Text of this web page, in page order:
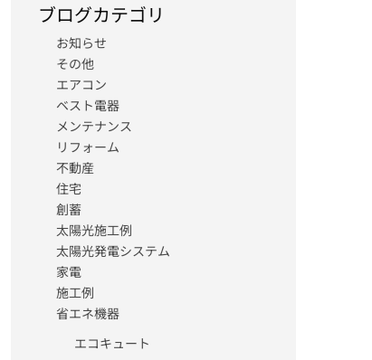
ブログカテゴリ
お知らせ
その他
エアコン
ベスト電器
メンテナンス
リフォーム
不動産
住宅
創蓄
太陽光施工例
太陽光発電システム
家電
施工例
省エネ機器
エコキュート